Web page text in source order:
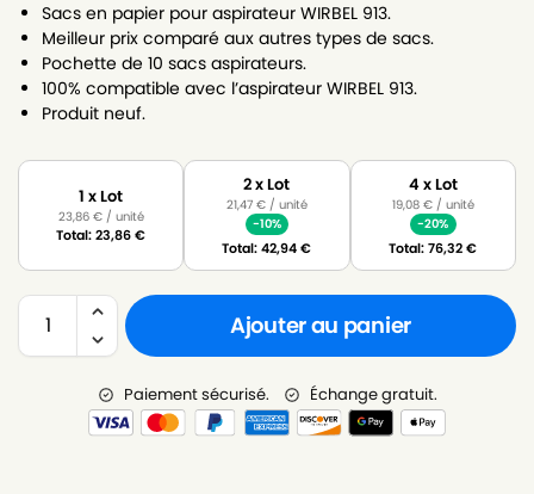
Sacs en papier pour aspirateur WIRBEL 913.
Meilleur prix comparé aux autres types de sacs.
Pochette de 10 sacs aspirateurs.
100% compatible avec l’aspirateur WIRBEL 913.
Produit neuf.
1 x Lot
23,86 €/ unité
Total:23,86€
2 x Lot
21,47 €/ unité
-10%
Total:42,94€
4 x Lot
19,08 €/ unité
-20%
Total:76,32€
Ajouter au panier
Paiement sécurisé. Échange gratuit.